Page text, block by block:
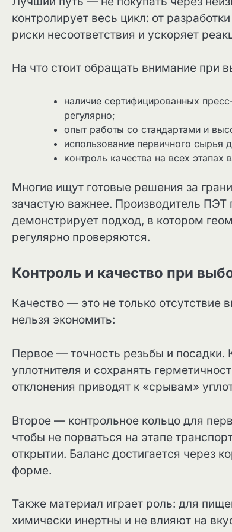
контролирует весь цикл: от
риски несоответствия и ускоряет
На что стоит обращать внимание при
наличие сертифицированных
регулярно;
опыт работы со стандартами и
использование первичного сырья
контроль качества на всех
Многие ищут готовые решения за
зачастую важнее. Производитель
демонстрирует подход, в котором
регулярно проверяются.
Контроль и качество при
Качество — это не только
нельзя экономить:
Первое — точность резьбы и посадки.
уплотнителя и сохранять
отклонения приводят к «срывам»
Второе — контрольное кольцо для
чтобы не порваться на этапе
открытии. Баланс достигается через
форме.
Также материал играет роль: для
химически инертны и не влияют на